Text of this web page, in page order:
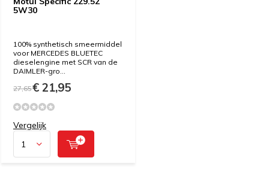
5W30
100% synthetisch smeermiddel
voor MERCEDES BLUETEC
dieselengine met SCR van de
DAIMLER-gro...
27,65€ 21,95
Vergelijk